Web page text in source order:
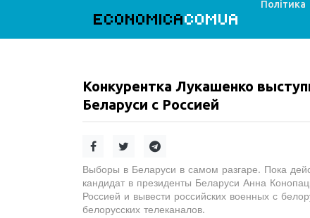
ECONOMICACOMUA
Політика
Конкурентка Лукашенко
Беларуси с Россией
Выборы в Беларуси в самом разгаре. Пока
кандидат в президенты Беларуси Анна
Россией и вывести российских военных с
белорусских телеканалов.